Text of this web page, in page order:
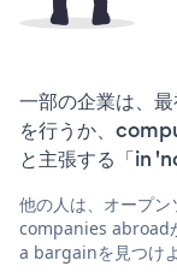
一部の企業は、
を行うか、
と主張する「in
他の人は、オープ
companies abroad
a bargainを見つけ